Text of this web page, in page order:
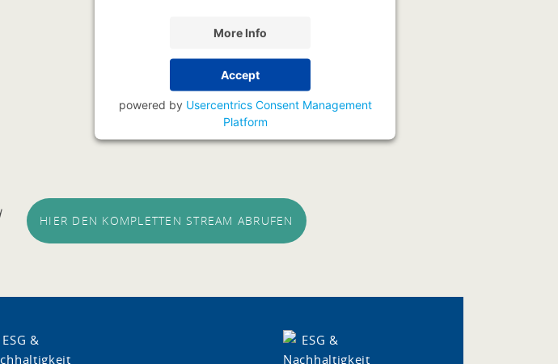
More Info
Accept
powered by Usercentrics Consent Management
Platform
HIER DEN KOMPLETTEN STREAM ABRUFEN